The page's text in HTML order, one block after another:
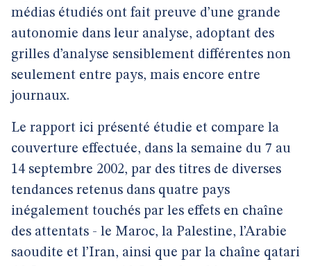
médias étudiés ont fait preuve d’une grande
autonomie dans leur analyse, adoptant des
grilles d’analyse sensiblement différentes non
seulement entre pays, mais encore entre
journaux.
Le rapport ici présenté étudie et compare la
couverture effectuée, dans la semaine du 7 au
14 septembre 2002, par des titres de diverses
tendances retenus dans quatre pays
inégalement touchés par les effets en chaîne
des attentats - le Maroc, la Palestine, l’Arabie
saoudite et l’Iran, ainsi que par la chaîne qatari